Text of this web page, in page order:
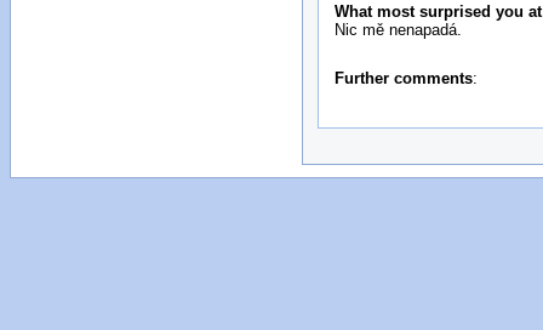
What most surprised you
Nic mě nenapadá.
Further comments: